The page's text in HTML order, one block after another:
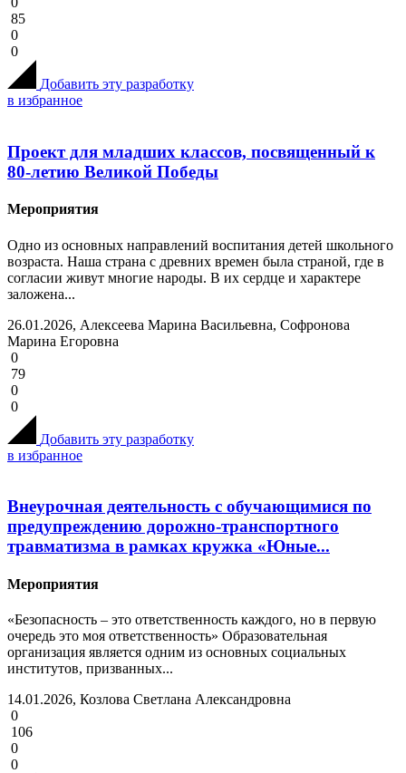
85
0
0
Добавить эту разработку
в избранное
Проект для младших классов, посвященный к
80-летию Великой Победы
Мероприятия
Одно из основных направлений воспитания детей школьного
возраста. Наша страна с древних времен была страной, где в
согласии живут многие народы. В их сердце и характере
заложена...
26.01.2026, Алексеева Марина Васильевна, Софронова
Марина Егоровна
0
79
0
0
Добавить эту разработку
в избранное
Внеурочная деятельность с обучающимися по
предупреждению дорожно-транспортного
травматизма в рамках кружка «Юные...
Мероприятия
«Безопасность – это ответственность каждого, но в первую
очередь это моя ответственность» Образовательная
организация является одним из основных социальных
институтов, призванных...
14.01.2026, Козлова Светлана Александровна
0
106
0
0